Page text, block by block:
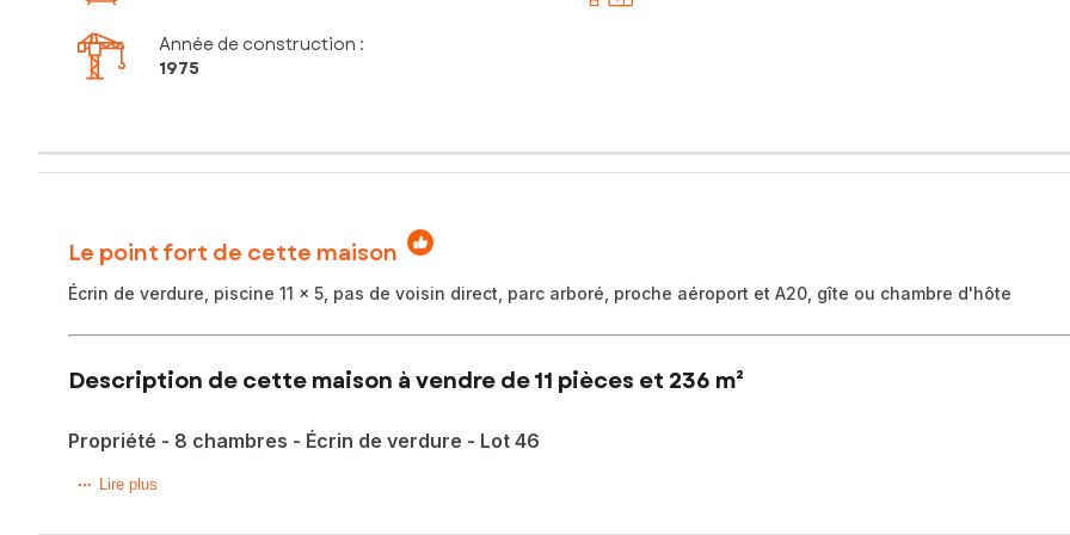
Année de construction :
1975
Le point fort de cette maison
Écrin de verdure, piscine 11 x 5, pas de voisin direct, parc arboré, proche aéroport et A20, gîte ou chambre d'hôte
Description de cette maison à vendre de 11 pièces et 236 m²
Propriété - 8 chambres - Écrin de verdure - Lot 46
Bienvenue dans la campagne lotoise, où calme et écrin de verdure aspirent à profiter de la nature.
Lire plus